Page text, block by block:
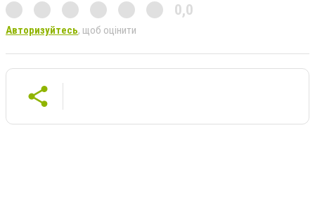
0,0
Авторизуйтесь, щоб оцінити